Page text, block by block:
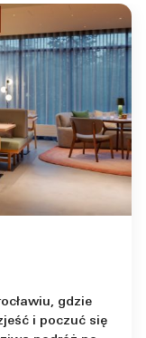
gdzie
i poczuć się